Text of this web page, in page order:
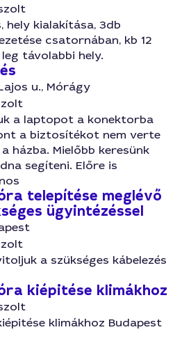
hely kialakítása, 3db
csatornában, kb 12
távolabbi hely.
u., Mórágy
a laptopot a konektorba
a biztosítékot nem verte
házba. Mielőbb keresünk
segíteni. Előre is
telepítése meglévő
ügyintézéssel
a szükséges kábelezés
kiépitése klimákhoz
klimákhoz Budapest